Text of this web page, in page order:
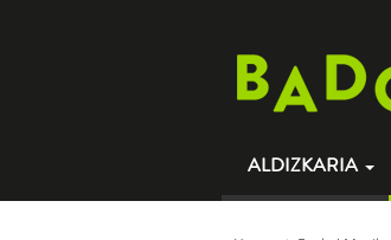
ALDIZKARIA